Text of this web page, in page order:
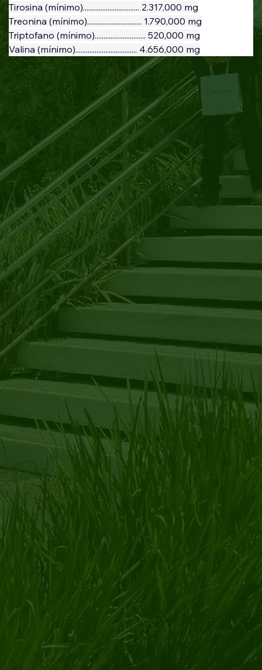
Tirosina (mínimo)................................ 2.317,000 mg
Treonina (mínimo)............................... 1.790,000 mg
Triptofano (mínimo)............................. 520,000 mg
Valina (mínimo)................................... 4.656,000 mg